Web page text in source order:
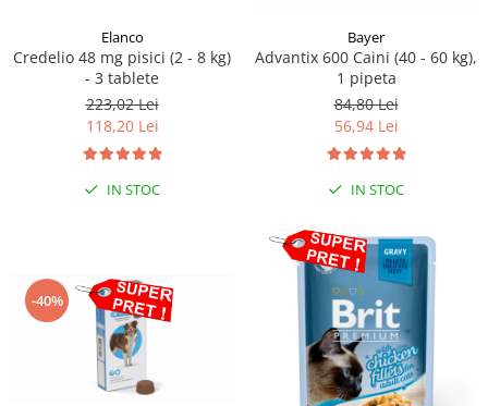
Elanco
Credelio 48 mg pisici (2 - 8 kg)
- 3 tablete
223,02 Lei
118,20 Lei
IN STOC
Bayer
Advantix 600 Caini (40 - 60 kg),
1 pipeta
84,80 Lei
56,94 Lei
IN STOC
-40%